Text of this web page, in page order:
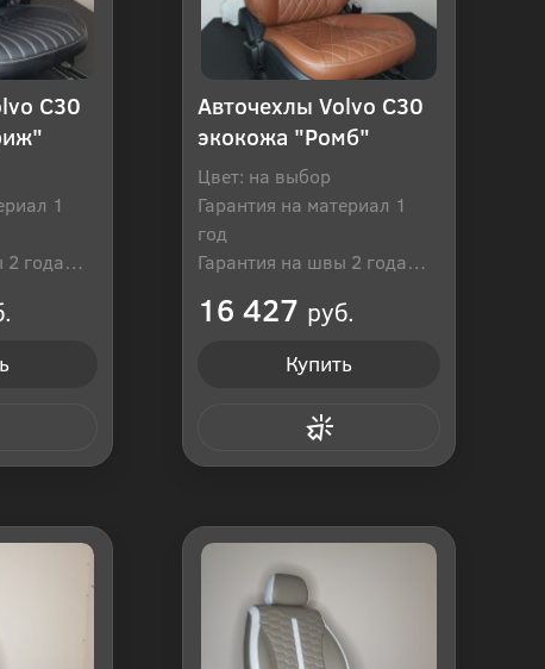
C30
1
2 года
Авточехлы Volvo C30
экокожа "Ромб"
Цвет: на выбор
Гарантия на материал 1
год
Гарантия на швы 2 года
16 427 руб.
Купить